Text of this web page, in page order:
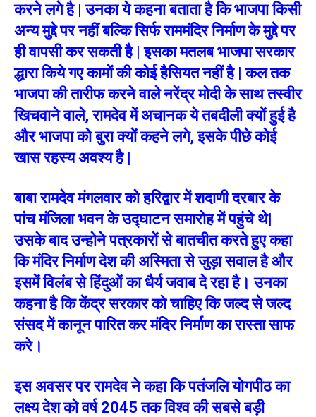
करने लगे है | उनका ये कहना बताता है कि भाजपा किसी
अन्य मुद्दे पर नहीं बल्कि सिर्फ राममंदिर निर्माण के मुद्दे पर
ही वापसी कर सकती है | इसका मतलब भाजपा सरकार
द्धारा किये गए कामों की कोई हैसियत नहीं है | कल तक
भाजपा की तारीफ करने वाले नरेंद्र मोदी के साथ तस्वीर
खिचवाने वाले, रामदेव में अचानक ये तबदीली क्यों हुई है
और भाजपा को बुरा क्यों कहने लगे, इसके पीछे कोई
खास रहस्य अवश्य है |
बाबा रामदेव मंगलवार को हरिद्वार में शदाणी दरबार के
पांच मंजिला भवन के उद्घाटन समारोह में पहुंचे थे|
उसके बाद उन्होने पत्रकारों से बातचीत करते हुए कहा
कि मंदिर निर्माण देश की अस्मिता से जुड़ा सवाल है और
इसमें विलंब से हिंदुओं का धैर्य जवाब दे रहा है। उनका
कहना है कि केंद्र सरकार को चाहिए कि जल्द से जल्द
संसद में कानून पारित कर मंदिर निर्माण का रास्ता साफ
करे।
इस अवसर पर रामदेव ने कहा कि पतंजलि योगपीठ का
लक्ष्य देश को वर्ष 2045 तक विश्व की सबसे बड़ी